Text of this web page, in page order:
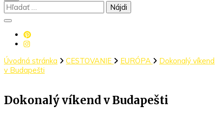
Hľadať:
Úvodná stránka CESTOVANIE EURÓPA
Dokonalý víkend
v Budapešti
Dokonalý víkend v Budapešti